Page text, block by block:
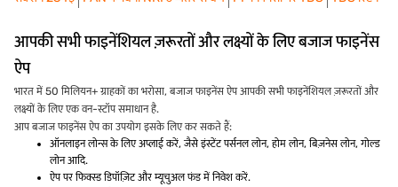
आपकी सभी फाइनेंशियल ज़रूरतों और लक्ष्यों के लिए बजाज फाइनेंस
ऐप
भारत में 50 मिलियन+ ग्राहकों का भरोसा, बजाज फाइनेंस ऐप आपकी सभी फाइनेंशियल ज़रूरतों और
लक्ष्यों के लिए एक वन-स्टॉप समाधान है.
आप बजाज फाइनेंस ऐप का उपयोग इसके लिए कर सकते हैं:
ऑनलाइन लोन्स के लिए अप्लाई करें, जैसे इंस्टेंट पर्सनल लोन, होम लोन, बिज़नेस लोन, गोल्ड
लोन आदि.
ऐप पर फिक्स्ड डिपॉज़िट और म्यूचुअल फंड में निवेश करें.